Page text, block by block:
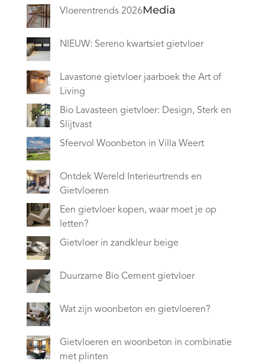
Vloerentrends 2026
NIEUW: Sereno kwartsiet gietvloer
Lavastone gietvloer jaarboek the Art of
Living
Bio Lavasteen gietvloer: Design, Sterk en
Slijtvast
Sfeervol Woonbeton in Villa Weert
Ontdek Wereld Interieurtrends en
Gietvloeren
Een gietvloer kopen, waar moet je op
letten?
Gietvloer in zandkleur beige
Duurzame Bio Cement gietvloer
Wat zijn woonbeton en gietvloeren?
Gietvloeren en woonbeton in combinatie
met plinten
Media